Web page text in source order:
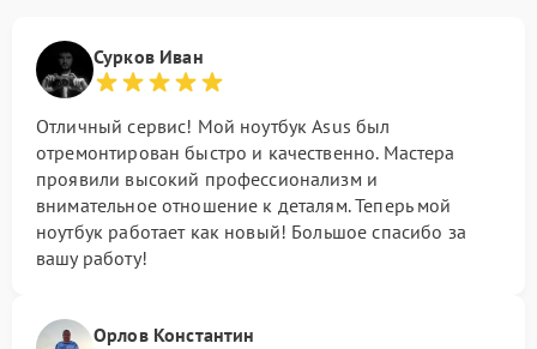
Сурков Иван
Отличный сервис! Мой ноутбук Asus был
отремонтирован быстро и качественно. Мастера
проявили высокий профессионализм и
внимательное отношение к деталям. Теперь мой
ноутбук работает как новый! Большое спасибо за
вашу работу!
Орлов Константин